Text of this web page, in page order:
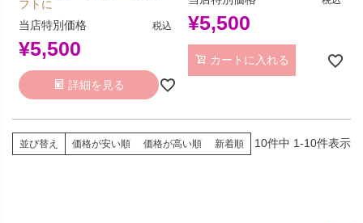
フトに
当店特別価格
¥5,500
税込
詳細を見る
¥5,500
カートに入れる
並び替え 価格が安い順 価格が高い順 新着順 10件中 1-10件表示